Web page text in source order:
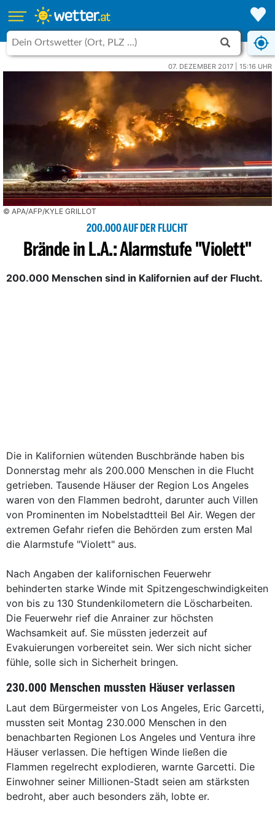
07. DEZEMBER 2017 | 15:16 UHR
© APA/AFP/KYLE GRILLOT
200.000 AUF DER FLUCHT
Brände in L.A.: Alarmstufe "Violett"
200.000 Menschen sind in Kalifornien auf der Flucht.
Die in Kalifornien wütenden Buschbrände haben bis
Donnerstag mehr als 200.000 Menschen in die Flucht
getrieben. Tausende Häuser der Region Los Angeles
waren von den Flammen bedroht, darunter auch Villen
von Prominenten im Nobelstadtteil Bel Air. Wegen der
extremen Gefahr riefen die Behörden zum ersten Mal
die Alarmstufe "Violett" aus.
Nach Angaben der kalifornischen Feuerwehr
behinderten starke Winde mit Spitzengeschwindigkeiten
von bis zu 130 Stundenkilometern die Löscharbeiten.
Die Feuerwehr rief die Anrainer zur höchsten
Wachsamkeit auf. Sie müssten jederzeit auf
Evakuierungen vorbereitet sein. Wer sich nicht sicher
fühle, solle sich in Sicherheit bringen.
230.000 Menschen mussten Häuser verlassen
Laut dem Bürgermeister von Los Angeles, Eric Garcetti,
mussten seit Montag 230.000 Menschen in den
benachbarten Regionen Los Angeles und Ventura ihre
Häuser verlassen. Die heftigen Winde ließen die
Flammen regelrecht explodieren, warnte Garcetti. Die
Einwohner seiner Millionen-Stadt seien am stärksten
bedroht, aber auch besonders zäh, lobte er.